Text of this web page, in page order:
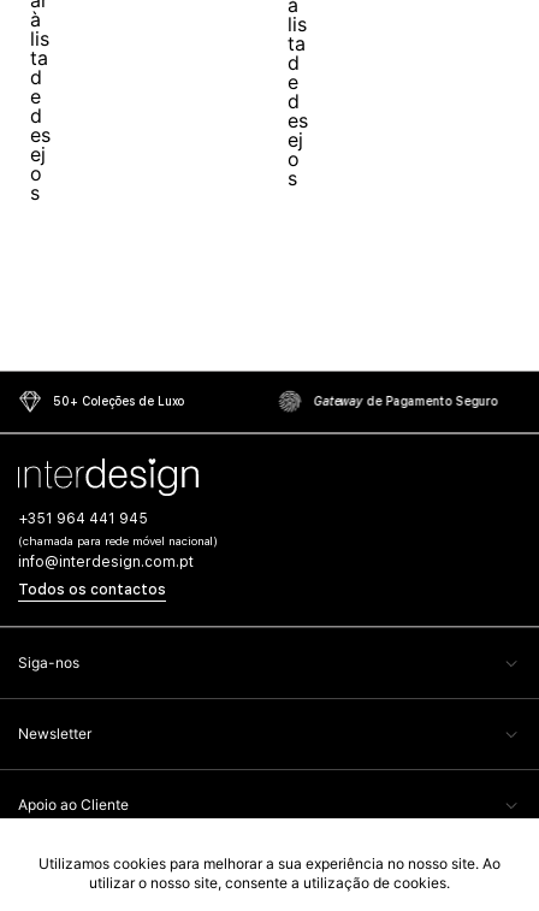
50+ Coleções de Luxo Gatewayde Pagamento Seguro
+351 964 441 945
(chamada para rede móvel nacional)
info@interdesign.com.pt
Todos os contactos
Siga-nos
Newsletter
Apoio ao Cliente
Informação Legal